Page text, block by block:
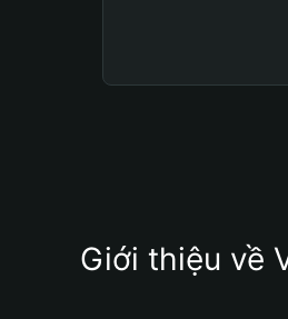
Giới thiệu về